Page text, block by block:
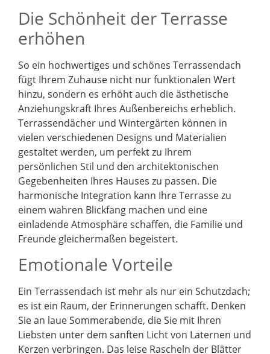
Die Schönheit der Terrasse
erhöhen
So ein hochwertiges und schönes Terrassendach
fügt Ihrem Zuhause nicht nur funktionalen Wert
hinzu, sondern es erhöht auch die ästhetische
Anziehungskraft Ihres Außenbereichs erheblich.
Terrassendächer und Wintergärten können in
vielen verschiedenen Designs und Materialien
gestaltet werden, um perfekt zu Ihrem
persönlichen Stil und den architektonischen
Gegebenheiten Ihres Hauses zu passen. Die
harmonische Integration kann Ihre Terrasse zu
einem wahren Blickfang machen und eine
einladende Atmosphäre schaffen, die Familie und
Freunde gleichermaßen begeistert.
Emotionale Vorteile
Ein Terrassendach ist mehr als nur ein Schutzdach;
es ist ein Raum, der Erinnerungen schafft. Denken
Sie an laue Sommerabende, die Sie mit Ihren
Liebsten unter dem sanften Licht von Laternen und
Kerzen verbringen. Das leise Rascheln der Blätter